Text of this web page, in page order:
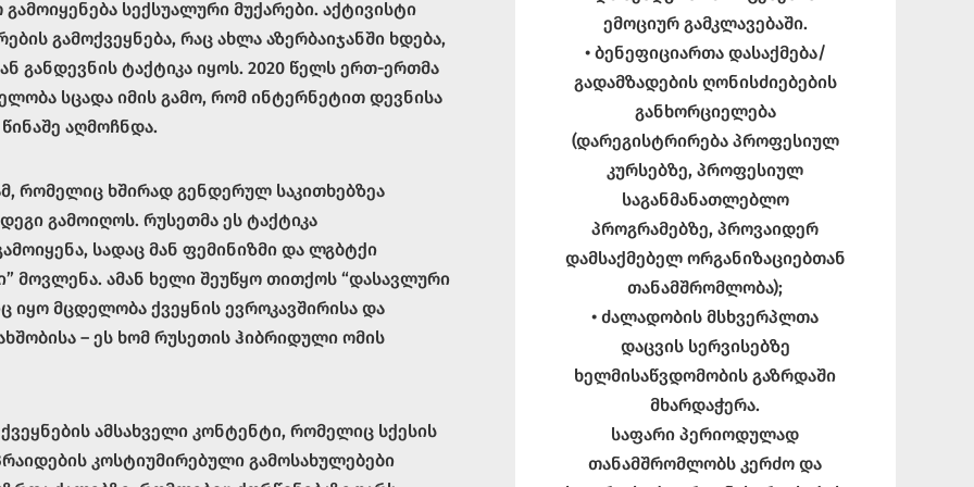
სექსუალური მუქარები. აქტივისტი
გამოქვეყნება, რაც ახლა აზერბაიჯანში ხდება,
განდევნის ტაქტიკა იყოს. 2020 წელს ერთ-ერთმა
სცადა იმის გამო, რომ ინტერნეტით დევნისა
აღმოჩნდა.
რომელიც ხშირად გენდერულ საკითხებზეა
გამოიღოს. რუსეთმა ეს ტაქტიკა
სადაც მან ფემინიზმი და ლგბტქი
მოვლენა. ამან ხელი შეუწყო თითქოს “დასავლური
იყო მცდელობა ქვეყნის ევროკავშირისა და
– ეს ხომ რუსეთის ჰიბრიდული ომის
ამსახველი კონტენტი, რომელიც სქესის
კოსტიუმირებული გამოსახულებები
ემოციურ გამკლავებაში.
• ბენეფიციართა დასაქმება/
გადამზადების ღონისძიებების
განხორციელება
(დარეგისტრირება პროფესიულ
კურსებზე, პროფესიულ
საგანმანათლებლო
პროგრამებზე, პროვაიდერ
დამსაქმებელ ორგანიზაციებთან
თანამშრომლობა);
• ძალადობის მსხვერპლთა
დაცვის სერვისებზე
ხელმისაწვდომობის გაზრდაში
მხარდაჭერა.
საფარი პერიოდულად
თანამშრომლობს კერძო და